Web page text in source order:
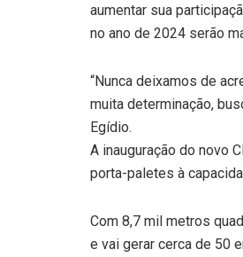
aumentar sua
no ano de 2024 serão
“Nunca deixamos de
muita determinação,
Egídio.
A inauguração do novo
porta-paletes à
Com 8,7 mil metros
e vai gerar cerca de 50